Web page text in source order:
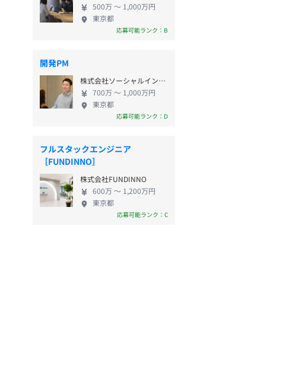
500万 〜 1,000万円
東京都
応募可能ランク：B
開発PM
株式会社ソーシャルインテリア
700万 〜 1,000万円
東京都
応募可能ランク：D
フルスタックエンジニア
［FUNDINNO］
株式会社FUNDINNO
600万 〜 1,200万円
東京都
応募可能ランク：C